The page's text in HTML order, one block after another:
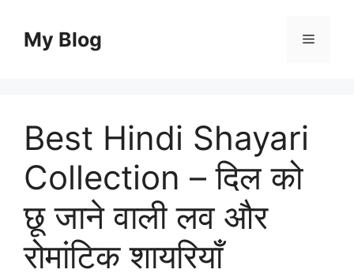
contentMy Blog Menu
Best Hindi Shayari
Collection – दिल को
छू जाने वाली लव और
रोमांटिक शायरियाँ